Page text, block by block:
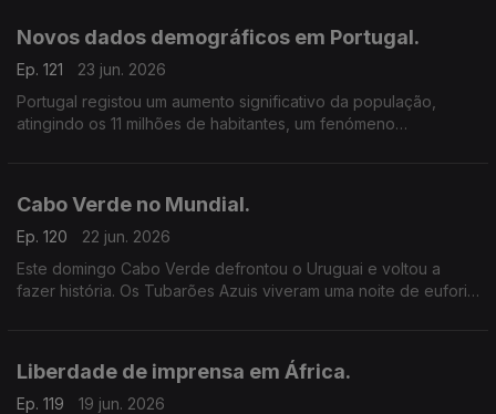
Novos dados demográficos em Portugal.
Ep. 121
23 jun. 2026
Portugal registou um aumento significativo da população,
atingindo os 11 milhões de habitantes, um fenómeno
Cabo Verde no Mundial.
Ep. 120
22 jun. 2026
Este domingo Cabo Verde defrontou o Uruguai e voltou a
fazer história. Os Tubarões Azuis viveram uma noite de euforia
Liberdade de imprensa em África.
Ep. 119
19 jun. 2026